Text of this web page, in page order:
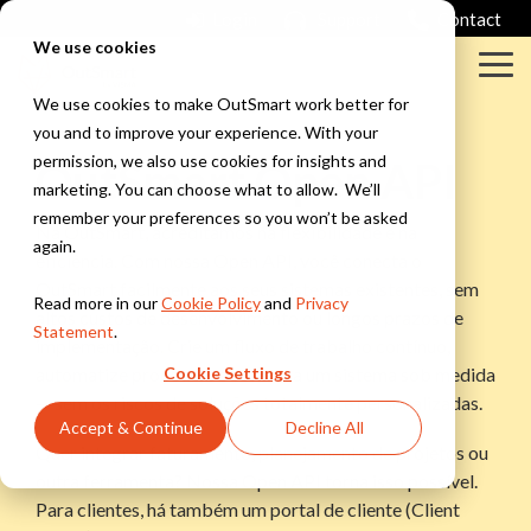
We use cookies
We use cookies to make OutSmart work better for
you and to improve your experience. With your
permission, we also use cookies for insights and
marketing. You can choose what to allow. We’ll
remember your preferences so you won’t be asked
again.
Read more in ourCookie Policyand Privacy
Statement.
Cookie Settings
Accept & Continue Decline All
Skip
content.
Contact
Huisjes
Even
wat 'ie
hiermee
doet
Bonnetjes
En waat
nu weer?
Testing 1
bank en
ramen
Checklists
Met mooie
vakjes en
vinkjes
Column
Headline
Testing 1
Testing 2
OutSmart Open API
Na OutSmart, acreditamos na flexibilidade e na
eficiência. Com nossa Open API, você conecta o
OutSmart facilmente aos seus sistemas existentes, sem
altos custos de desenvolvimento ou longos prazos de
implementação. Crie um fluxo de trabalho contínuo,
automatize processos e construa um sistema sob medida
— sem os riscos de soluções totalmente personalizadas.
Quer integrar faturamento, planejamento de projetos ou
outra ferramenta? Nossa Open API torna isso possível.
Para clientes, há também um portal de cliente (Client